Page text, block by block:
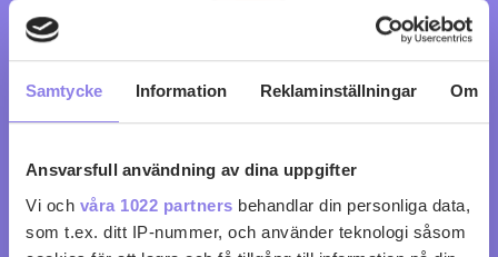
Samtycke Information Reklaminställningar Om
Ansvarsfull användning av dina uppgifter
Vi och våra 1022 partners behandlar din personliga data,
som t.ex. ditt IP-nummer, och använder teknologi såsom
N.S. della Neve Extra Brut Rosé
köp 299 kr